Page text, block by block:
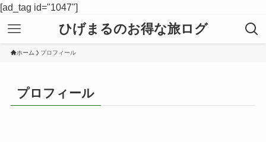
[ad_tag id="1047"]
ひげまるのお得な旅ログ
ホーム プロフィール
プロフィール